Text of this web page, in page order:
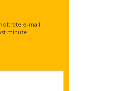
e-mail
minute